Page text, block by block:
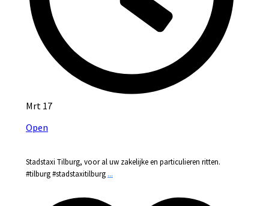
Mrt 17
Open
Stadstaxi Tilburg, voor al uw zakelijke en particulieren ritten.
#tilburg #stadstaxitilburg...